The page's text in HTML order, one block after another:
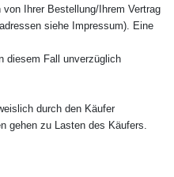
Ihrer Bestellung/Ihrem Vertrag
siehe Impressum). Eine
diesem Fall unverzüglich
durch den Käufer
gehen zu Lasten des Käufers.